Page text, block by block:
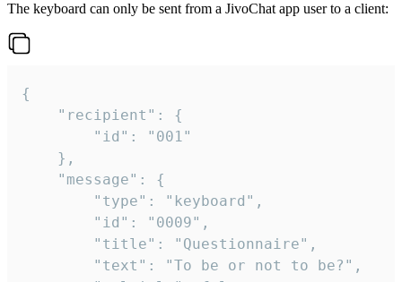
The keyboard can only be sent from a JivoChat app user to a client:
{